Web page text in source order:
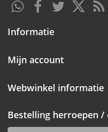
Informatie
Mijn account
Webwinkel informatie
Bestelling herroepen /